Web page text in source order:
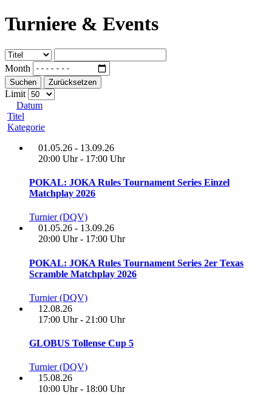
Turniere & Events
Month
Suchen Zurücksetzen
Limit
Datum
Titel
Kategorie
01.05.26 - 13.09.26
20:00 Uhr - 17:00 Uhr
POKAL: JOKA Rules Tournament Series Einzel
Matchplay 2026
Turnier (DQV)
01.05.26 - 13.09.26
20:00 Uhr - 17:00 Uhr
POKAL: JOKA Rules Tournament Series 2er Texas
Scramble Matchplay 2026
Turnier (DQV)
12.08.26
17:00 Uhr - 21:00 Uhr
GLOBUS Tollense Cup 5
Turnier (DQV)
15.08.26
10:00 Uhr - 18:00 Uhr